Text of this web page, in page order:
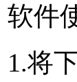
软件
1.将